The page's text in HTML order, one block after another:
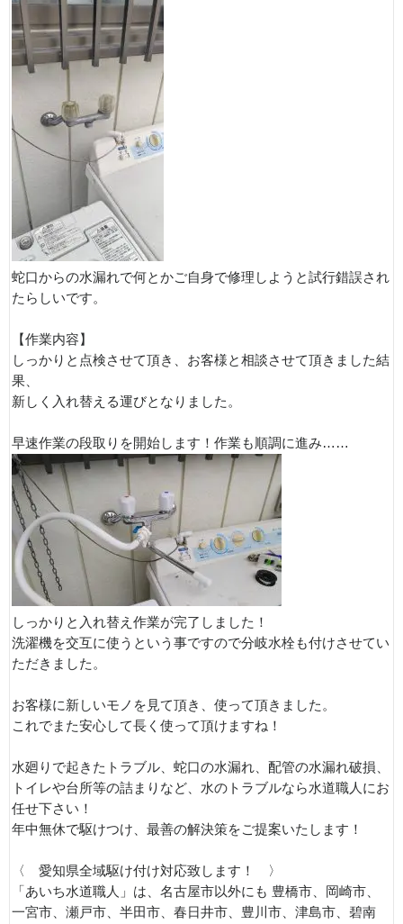
蛇口からの水漏れで何とかご自身で修理しようと試行錯誤され
たらしいです。
【作業内容】
しっかりと点検させて頂き、お客様と相談させて頂きました結
果、
新しく入れ替える運びとなりました。
早速作業の段取りを開始します！作業も順調に進み……
しっかりと入れ替え作業が完了しました！
洗濯機を交互に使うという事ですので分岐水栓も付けさせてい
ただきました。
お客様に新しいモノを見て頂き、使って頂きました。
これでまた安心して長く使って頂けますね！
水廻りで起きたトラブル、蛇口の水漏れ、配管の水漏れ破損、
トイレや台所等の詰まりなど、水のトラブルなら水道職人にお
任せ下さい！
年中無休で駆けつけ、最善の解決策をご提案いたします！
〈 愛知県全域駆け付け対応致します！ 〉
「あいち水道職人」は、名古屋市以外にも 豊橋市、岡崎市、
一宮市、瀬戸市、半田市、春日井市、豊川市、津島市、碧南